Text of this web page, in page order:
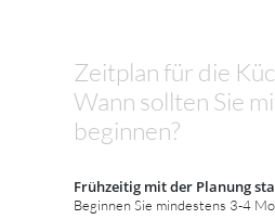
Zeitplan für die
Wann sollten Sie
beginnen?
Frühzeitig mit der Planung
Beginnen Sie mindestens 3-4